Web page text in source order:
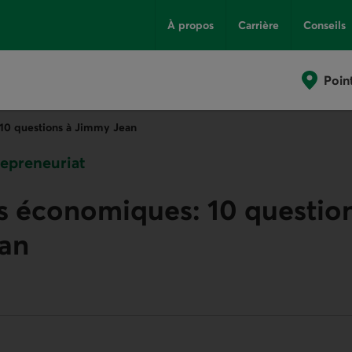
À propos Carrière Conseils
questions à Jimmy Jean
économiques: 10